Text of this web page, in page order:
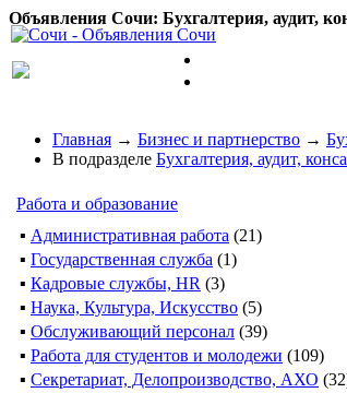
Объявления Сочи: Бухгалтерия, аудит,
Главная → Бизнес и партнерство →
В подразделе Бухгалтерия, аудит,
Работа и образование
▪ Административная работа (21)
▪ Государственная служба (1)
▪ Кадровые службы, HR (3)
▪ Наука, Культура, Искусство (5)
▪ Обслуживающий персонал (39)
▪ Работа для студентов и молодежи (109)
▪ Секретариат, Делопроизводство, АХО